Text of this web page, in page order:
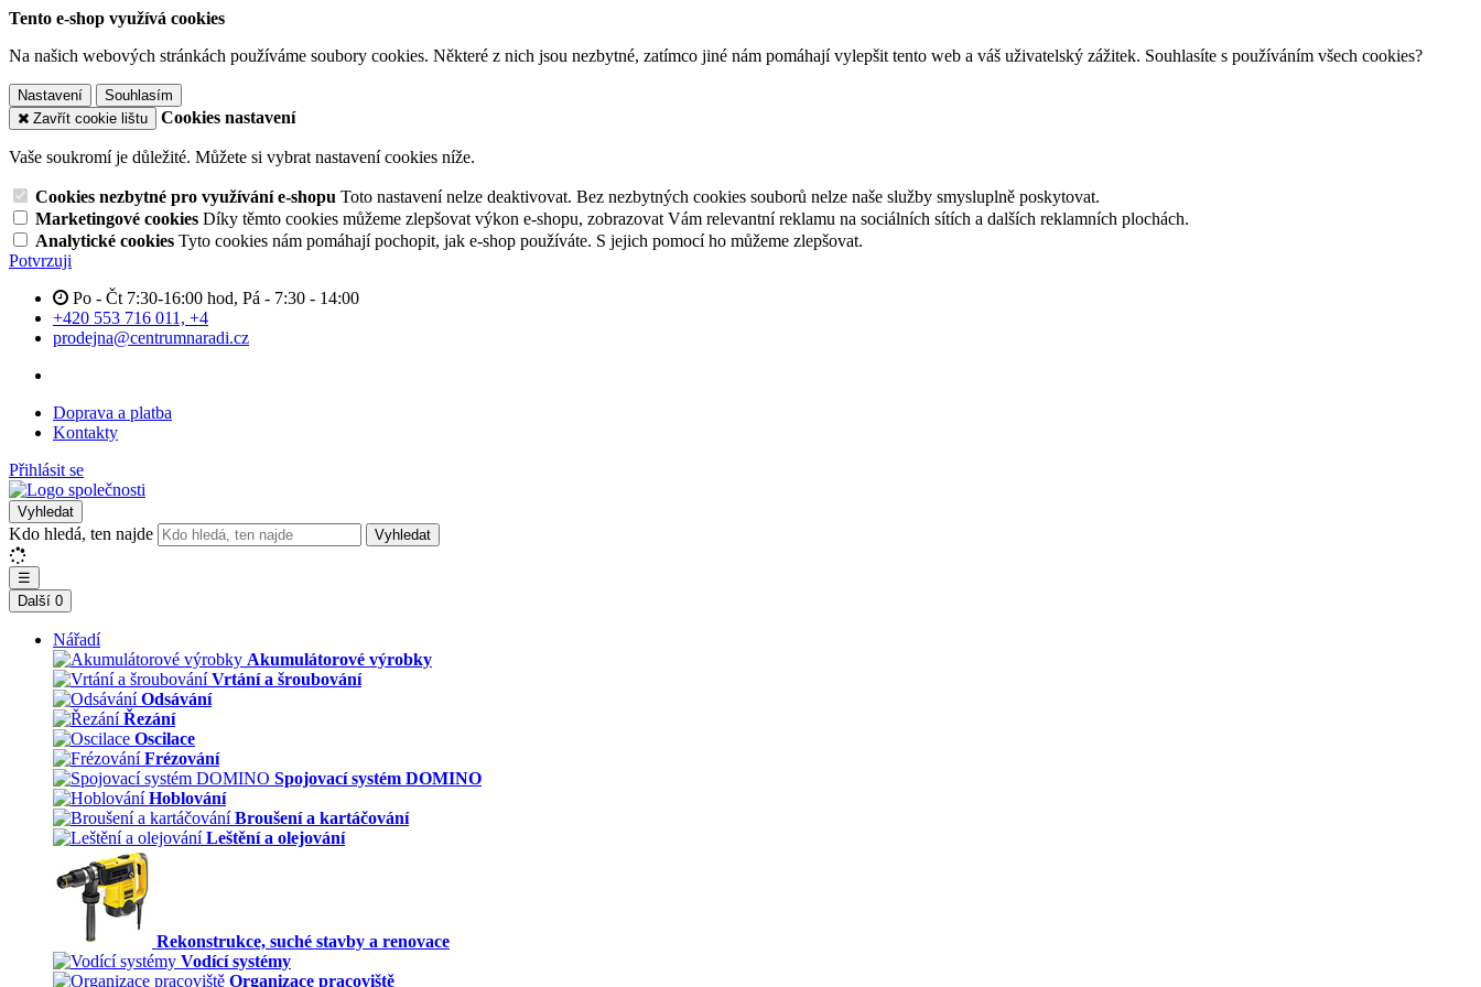
Tento e-shop využívá cookies
Na našich webových stránkách používáme soubory cookies. Některé z nich jsou nezbytné, zatímco jiné nám pomáhají vylepšit tento web a váš uživatelský zážitek. Souhlasíte s používáním všech cookies?
Nastavení
Souhlasím
Zavřít cookie lištu
Cookies nastavení
Vaše soukromí je důležité. Můžete si vybrat nastavení cookies níže.
Cookies nezbytné pro využívání e-shopu Toto nastavení nelze deaktivovat. Bez nezbytných cookies souborů nelze naše služby smysluplně poskytovat.
Marketingové cookies Díky těmto cookies můžeme zlepšovat výkon e-shopu, zobrazovat Vám relevantní reklamu na sociálních sítích a dalších reklamních plochách.
Analytické cookies Tyto cookies nám pomáhají pochopit, jak e-shop používáte. S jejich pomocí ho můžeme zlepšovat.
Potvrzuji
Po - Čt 7:30-16:00 hod, Pá - 7:30 - 14:00
+420 553 716 011, +4
prodejna@centrumnaradi.cz
Doprava a platba
Kontakty
Přihlásit se
Vyhledat
Kdo hledá, ten najde Vyhledat
☰
Další 0
Nářadí
Akumulátorové výrobky
Vrtání a šroubování
Odsávání
Řezání
Oscilace
Frézování
Spojovací systém DOMINO
Hoblování
Broušení a kartáčování
Leštění a olejování
Rekonstrukce, suché stavby a renovace
Vodící systémy
Organizace pracoviště